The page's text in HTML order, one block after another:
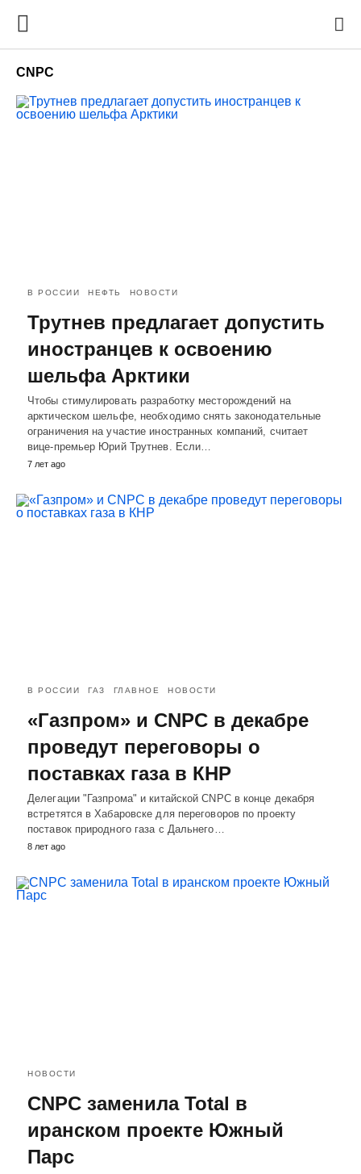
CNPC
В РОССИИ НЕФТЬ НОВОСТИ
Трутнев предлагает допустить
иностранцев к освоению
шельфа Арктики
Чтобы стимулировать разработку месторождений на
арктическом шельфе, необходимо снять законодательные
ограничения на участие иностранных компаний, считает
вице-премьер Юрий Трутнев. Если…
7 лет ago
В РОССИИ ГАЗ ГЛАВНОЕ НОВОСТИ
«Газпром» и CNPC в декабре
проведут переговоры о
поставках газа в КНР
Делегации "Газпрома" и китайской CNPC в конце декабря
встретятся в Хабаровске для переговоров по проекту
поставок природного газа с Дальнего…
8 лет ago
НОВОСТИ
CNPC заменила Total в
иранском проекте Южный
Парс